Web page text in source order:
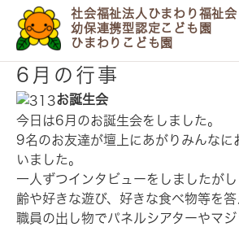
社会福祉法人ひまわり福祉会
幼保連携型認定こども園
ひまわりこども園
2014/06/11
6月の行事
お誕生会
今日は6月のお誕生会をしました。
9名のお友達が壇上にあがりみんなに
いました。
一人ずつインタビューをしましたが
齢や好きな遊び、好きな食べ物等を答
職員の出し物でパネルシアターやマ